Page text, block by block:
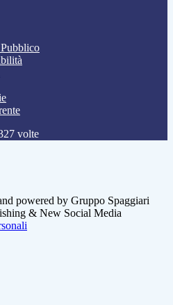
volte
powered by Gruppo Spaggiari
& New Social Media